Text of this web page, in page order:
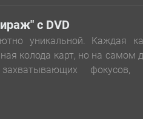
с DVD
уникальной. Каждая
колода карт, но на самом
фокусов,